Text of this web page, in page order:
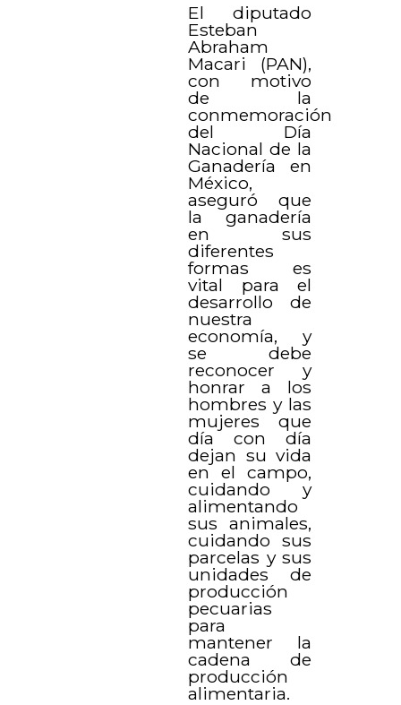
El diputado
Esteban
Abraham
Macari (PAN),
con motivo
de la
conmemoración
del Día
Nacional de la
Ganadería en
México,
aseguró que
la ganadería
en sus
diferentes
formas es
vital para el
desarrollo de
nuestra
economía, y
se debe
reconocer y
honrar a los
hombres y las
mujeres que
día con día
dejan su vida
en el campo,
cuidando y
alimentando
sus animales,
cuidando sus
parcelas y sus
unidades de
producción
pecuarias
para
mantener la
cadena de
producción
alimentaria.